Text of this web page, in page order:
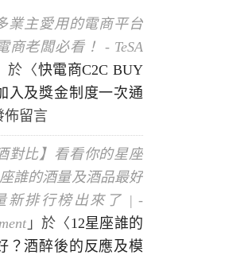
業主愛用的電商平台
商老闆必看！ - TeSA
於〈快電商C2C BUY
入及獎金制度一次通
佈留言
對比】看看你的星座
誰的酒量及酒品最好
新排行榜出來了 | -
」於〈 12星座誰的
？酒醉後的反應及模